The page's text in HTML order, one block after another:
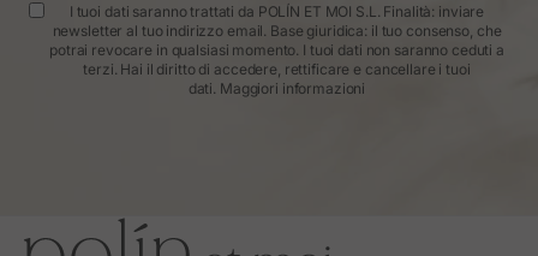
I tuoi dati saranno trattati da POLÍN ET MOI S.L. Finalità: inviare
newsletter al tuo indirizzo email. Base giuridica: il tuo consenso, che
potrai revocare in qualsiasi momento. I tuoi dati non saranno ceduti a
terzi. Hai il diritto di accedere, rettificare e cancellare i tuoi
dati. Maggiori informazioni